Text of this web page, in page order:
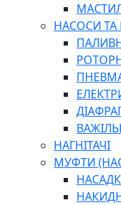
НАСОСИ
НАГНІТАЧІ
МУФТИ